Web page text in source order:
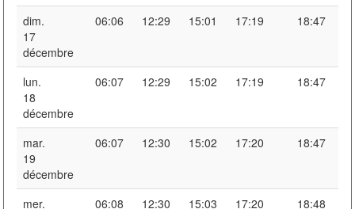
dim.
17
décembre
06:06 12:29 15:01 17:19 18:47
lun.
18
décembre
06:07 12:29 15:02 17:19 18:47
mar.
19
décembre
06:07 12:30 15:02 17:20 18:47
mer. 06:08 12:30 15:03 17:20 18:48